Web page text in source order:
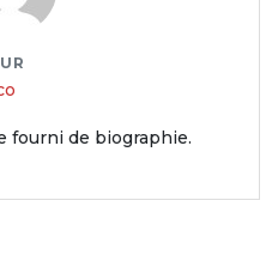
fourni de biographie.